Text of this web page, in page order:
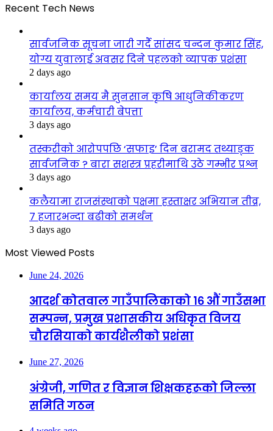
Recent Tech News
सार्वजनिक सूचना जारी गर्दै सांसद चन्दन कुमार सिंह,
योग्य युवालाई अवसर दिने पहलको व्यापक प्रशंसा
2 days ago
कार्यालय समय मै सुनसान कृषि आधुनिकीकरण
कार्यालय, कर्मचारी बेपत्ता
3 days ago
तस्करीको आरोपपछि ‘सफाइ’ दिन बरामद तथ्याङ्क
सार्वजनिक ? बारा सशस्त्र प्रहरीमाथि उठे गम्भीर प्रश्न
3 days ago
कलैयामा राजसंस्थाको पक्षमा हस्ताक्षर अभियान तीव्र,
७ हजारभन्दा बढीको समर्थन
3 days ago
Most Viewed Posts
June 24, 2026
आदर्श कोतवाल गाउँपालिकाको १६ औं गाउँसभा
सम्पन्न, प्रमुख प्रशासकीय अधिकृत विजय
चौरसियाको कार्यशैलीको प्रशंसा
June 27, 2026
अंग्रेजी, गणित र विज्ञान शिक्षकहरूको जिल्ला
समिति गठन